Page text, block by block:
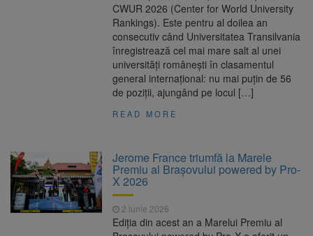
CWUR 2026 (Center for World University
Rankings). Este pentru al doilea an
consecutiv când Universitatea Transilvania
înregistrează cel mai mare salt al unei
universități românești în clasamentul
general internațional: nu mai puțin de 56
de poziții, ajungând pe locul […]
READ MORE
Jerome France triumfă la Marele
Premiu al Brașovului powered by Pro-
X 2026
2 iunie 2026
Ediția din acest an a Marelui Premiu al